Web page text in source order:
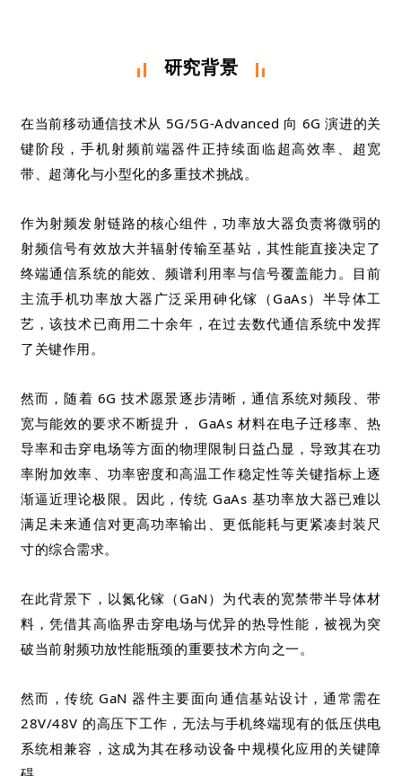
研究背景
在当前移动通信技术从 5G/5G-Advanced 向 6G 演进的关
键阶段，手机射频前端器件正持续面临超高效率、超宽
带、超薄化与小型化的多重技术挑战。
作为射频发射链路的核心组件，功率放大器负责将微弱的
射频信号有效放大并辐射传输至基站，其性能直接决定了
终端通信系统的能效、频谱利用率与信号覆盖能力。目前
主流手机功率放大器广泛采用砷化镓（GaAs）半导体工
艺，该技术已商用二十余年，在过去数代通信系统中发挥
了关键作用。
然而，随着 6G 技术愿景逐步清晰，通信系统对频段、带
宽与能效的要求不断提升， GaAs 材料在电子迁移率、热
导率和击穿电场等方面的物理限制日益凸显，导致其在功
率附加效率、功率密度和高温工作稳定性等关键指标上逐
渐逼近理论极限。因此，传统 GaAs 基功率放大器已难以
满足未来通信对更高功率输出、更低能耗与更紧凑封装尺
寸的综合需求。
在此背景下，以氮化镓（GaN）为代表的宽禁带半导体材
料，凭借其高临界击穿电场与优异的热导性能，被视为突
破当前射频功放性能瓶颈的重要技术方向之一。
然而，传统 GaN 器件主要面向通信基站设计，通常需在
28V/48V 的高压下工作，无法与手机终端现有的低压供电
系统相兼容，这成为其在移动设备中规模化应用的关键障